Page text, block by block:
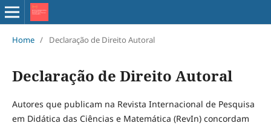
Home / Declaração de Direito Autoral
Declaração de Direito Autoral
Autores que publicam na Revista Internacional de Pesquisa
em Didática das Ciências e Matemática (RevIn) concordam